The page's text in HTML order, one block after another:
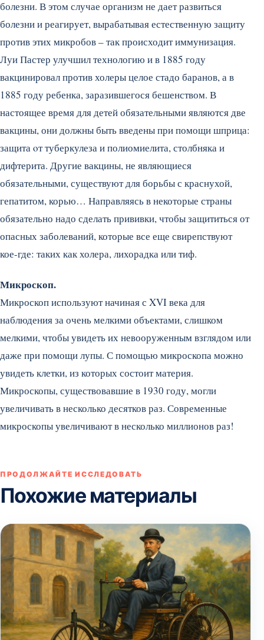
болезни. В этом случае организм не дает развиться
болезни и реагирует, вырабатывая естественную защиту
против этих микробов – так происходит иммунизация.
Луи Пастер улучшил технологию и в 1885 году
вакцинировал против холеры целое стадо баранов, а в
1885 году ребенка, заразившегося бешенством. В
настоящее время для детей обязательными являются две
вакцины, они должны быть введены при помощи шприца:
защита oт туберкулеза и полиомиелита, столбняка и
дифтерита. Другие вакцины, не являющиеся
обязательными, существуют для борьбы с краснухой,
гепатитом, корью… Направляясь в некоторые страны
обязательно надо сделать прививки, чтобы защититься от
опасных заболеваний, которые все еще свирепствуют
кое-где: таких как холера, лихорадка или тиф.
Микроскоп.
Микроскоп используют начиная с XVI века для
наблюдения за очень мелкими объектами, слишком
мелкими, чтобы увидеть их невооруженным взглядом или
даже при помощи лупы. С помощью микроскопа можно
увидеть клетки, из которых состоит материя.
Микроскопы, существовавшие в 1930 году, могли
увеличивать в несколько десятков раз. Современные
микроскопы увеличивают в несколько миллионов раз!
ПРОДОЛЖАЙТЕ ИССЛЕДОВАТЬ
Похожие материалы